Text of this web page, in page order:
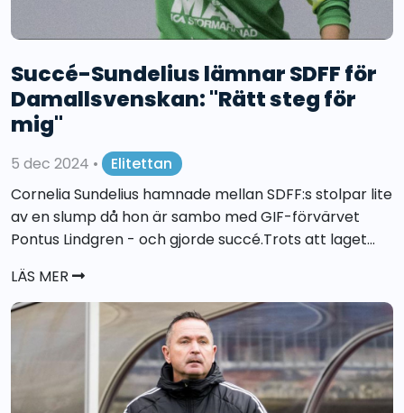
Succé-Sundelius lämnar SDFF för
Damallsvenskan: "Rätt steg för
mig"
5 dec 2024 •
Elitettan
Cornelia Sundelius hamnade mellan SDFF:s stolpar lite
av en slump då hon är sambo med GIF-förvärvet
Pontus Lindgren - och gjorde succé.Trots att laget...
LÄS MER